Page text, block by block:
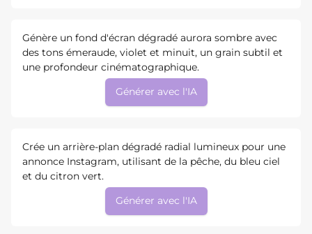
Génère un fond d'écran dégradé aurora sombre avec
des tons émeraude, violet et minuit, un grain subtil et
une profondeur cinématographique.
Générer avec l'IA
Crée un arrière-plan dégradé radial lumineux pour une
annonce Instagram, utilisant de la pêche, du bleu ciel
et du citron vert.
Générer avec l'IA